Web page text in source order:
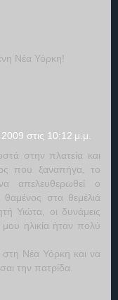
Νέα Υόρκη!
2009 στις 10:12 μ.μ.
στην πλατεία και
που ξαναπήγα, το
απελευθερωθεί ο
στα θεμέλιά
Υιώτα, οι δυνάμεις
ηλικία ήταν πολύ
στη Νέα Υόρκη και να
την πατρίδα.